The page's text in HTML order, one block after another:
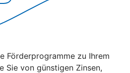
Förderprogramme zu Ihrem
Sie von günstigen Zinsen,